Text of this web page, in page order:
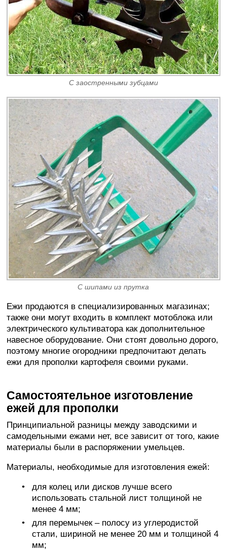
С заостренными зубцами
С шипами из прутка
Ежи продаются в специализированных магазинах;
также они могут входить в комплект мотоблока или
электрического культиватора как дополнительное
навесное оборудование. Они стоят довольно дорого,
поэтому многие огородники предпочитают делать
ежи для прополки картофеля своими руками.
Самостоятельное изготовление
ежей для прополки
Принципиальной разницы между заводскими и
самодельными ежами нет, все зависит от того, какие
материалы были в распоряжении умельцев.
Материалы, необходимые для изготовления ежей:
для колец или дисков лучше всего
использовать стальной лист толщиной не
менее 4 мм;
для перемычек – полосу из углеродистой
стали, шириной не менее 20 мм и толщиной 4
мм;